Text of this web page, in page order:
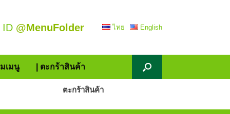
ID @MenuFolder ไทย English
เมนู | ตะกร้าสินค้า
ตะกร้าสินค้า